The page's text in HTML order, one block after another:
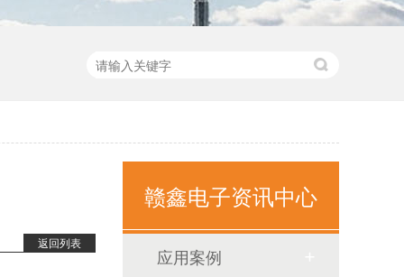
返回列表
赣鑫电子资讯中心
应用案例